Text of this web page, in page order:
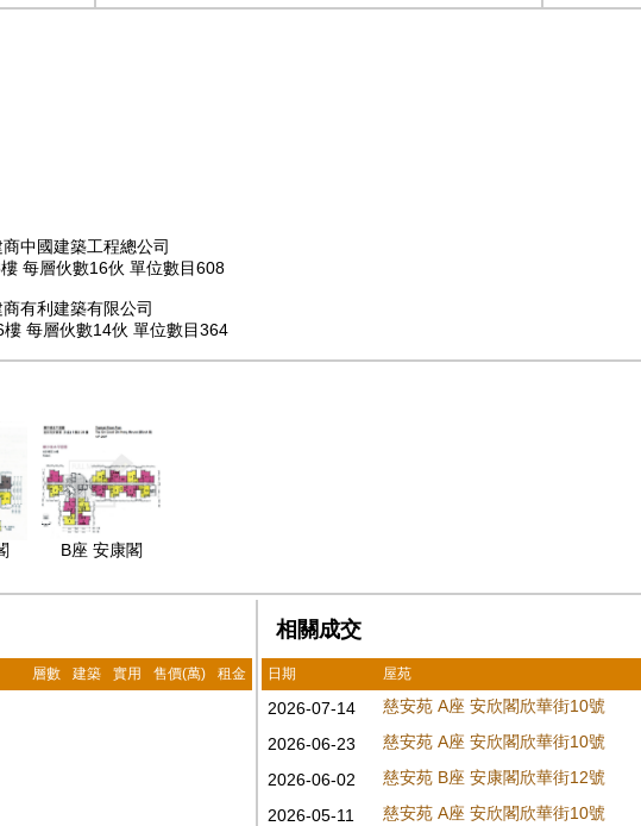
中國建築工程總公司
每層伙數16伙 單位數目608
有利建築有限公司
每層伙數14伙 單位數目364
B座 安康閣
層數 建築 實用 售價(萬) 租金
相關成交
日期 屋苑
2026-07-14 慈安苑 A座 安欣閣欣華街10號
2026-06-23
慈安苑 A座 安欣閣欣華街10號
2026-06-02
慈安苑 B座 安康閣欣華街12號
2026-05-11
慈安苑 A座 安欣閣欣華街10號